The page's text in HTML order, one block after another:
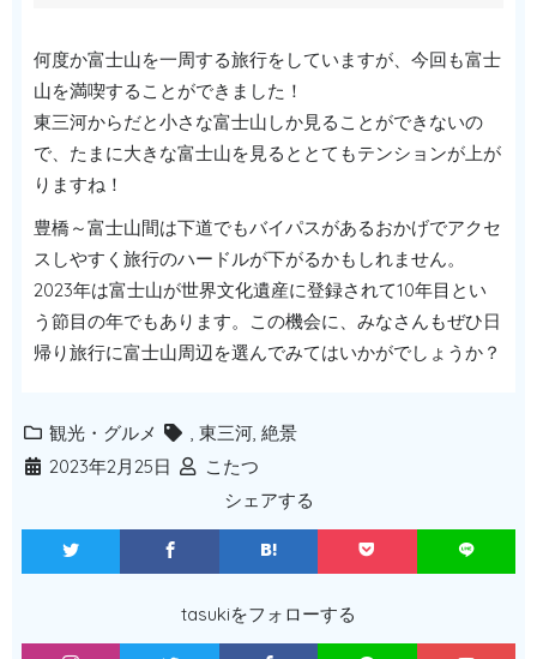
何度か富士山を一周する旅行をしていますが、今回も富士
山を満喫することができました！
東三河からだと小さな富士山しか見ることができないの
で、たまに大きな富士山を見るととてもテンションが上が
りますね！
豊橋～富士山間は下道でもバイパスがあるおかげでアクセ
スしやすく旅行のハードルが下がるかもしれません。
2023年は富士山が世界文化遺産に登録されて10年目とい
う節目の年でもあります。この機会に、みなさんもぜひ日
帰り旅行に富士山周辺を選んでみてはいかがでしょうか？
観光・グルメ , 東三河, 絶景
2023年2月25日
こたつ
シェアする
tasukiをフォローする